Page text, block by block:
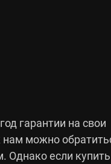
гарантии на свои
можно
Однако если купить